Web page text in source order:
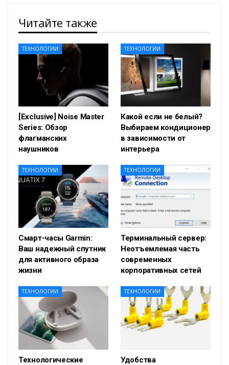
Читайте также
ТЕХНОЛОГИИ
[Exclusive] Noise Master
Series: Обзор
флагманских
наушников
ТЕХНОЛОГИИ
Какой если не белый?
Выбираем кондиционер
в зависимости от
интерьера
ТЕХНОЛОГИИ
Смарт-часы Garmin:
Ваш надежный спутник
для активного образа
жизни
ТЕХНОЛОГИИ
Терминальный сервер:
Неотъемлемая часть
современных
корпоративных сетей
ТЕХНОЛОГИИ
Технологические
ТЕХНОЛОГИИ
Удобства